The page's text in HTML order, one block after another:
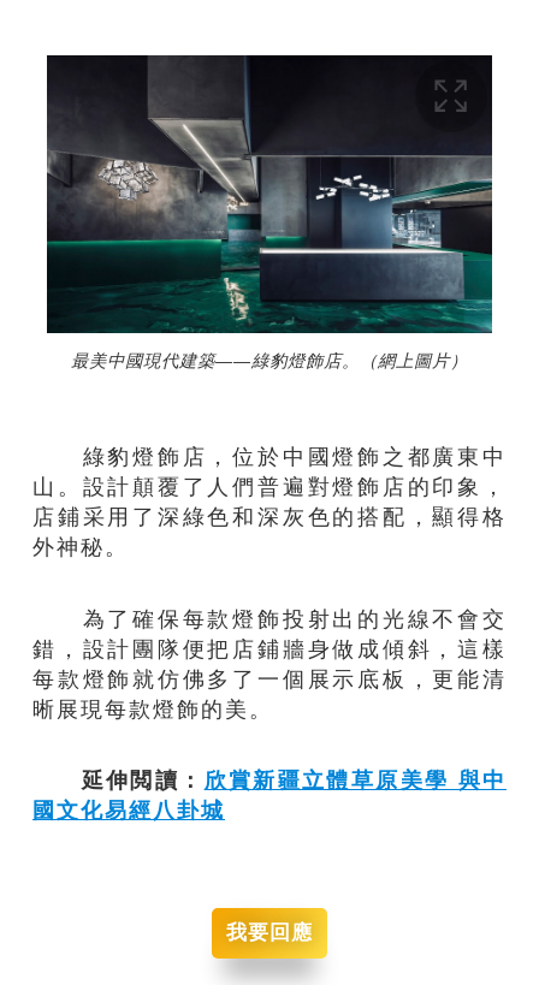
最美中國現代建築——綠豹燈飾店。（網上圖片）
綠豹燈飾店，位於中國燈飾之都廣東中
山。設計顛覆了人們普遍對燈飾店的印象，
店鋪采用了深綠色和深灰色的搭配，顯得格
外神秘。
為了確保每款燈飾投射出的光線不會交
錯，設計團隊便把店鋪牆身做成傾斜，這樣
每款燈飾就仿佛多了一個展示底板，更能清
晰展現每款燈飾的美。
延伸閲讀： 欣賞新疆立體草原美學 與中
國文化易經八卦城
我要回應